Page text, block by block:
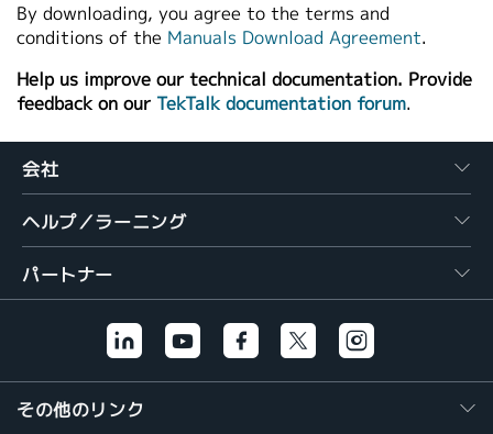
By downloading, you agree to the terms and
conditions of the Manuals Download Agreement.
Help us improve our technical documentation. Provide
feedback on our TekTalk documentation forum.
会社
ヘルプ／ラーニング
パートナー
その他のリンク